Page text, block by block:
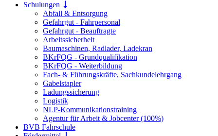
Schulungen
Abfall & Entsorgung
Gefahrgut - Fahrpersonal
Gefahrgut - Beauftragte
Arbeitssicherheit
Baumaschinen, Radlader, Ladekran
BKrFQG - Grundqualifikation
BKrFQG - Weiterbildung
Fach- & Führungskräfte, Sachkundelehrgang
Gabelstapler
Ladungssicherung
Logistik
NLP-Kommunikationstraining
Agentur für Arbeit & Jobcenter (100%)
BVB Fahrschule